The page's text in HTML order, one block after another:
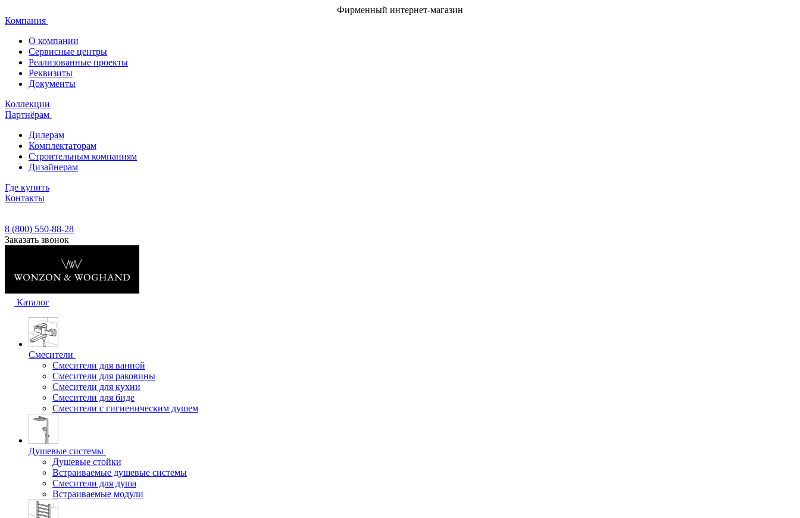
Фирменный интернет-магазин
Компания
О компании
Сервисные центры
Реализованные проекты
Реквизиты
Документы
Коллекции
Партнёрам
Дилерам
Комплектаторам
Строительным компаниям
Дизайнерам
Где купить
Контакты
8 (800) 550-88-28
Заказать звонок
Каталог
Смесители
Смесители для ванной
Смесители для раковины
Смесители для кухни
Смесители для биде
Смесители с гигиеническим душем
Душевые системы
Душевые стойки
Встраиваемые душевые системы
Смесители для душа
Встраиваемые модули